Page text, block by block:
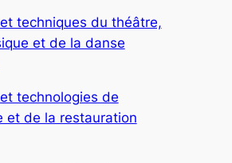
techniques du théâtre,
et de la danse
technologies de
et de la restauration